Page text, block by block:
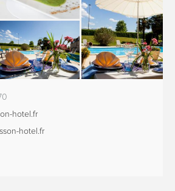
hotel.fr
hotel.fr